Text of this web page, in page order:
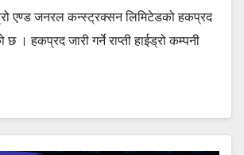
एण्ड जनरल कन्स्ट्रक्सन लिमिटेडको हकप्रद
। हकप्रद जारी गर्ने राप्ती हाईड्रो कम्पनी